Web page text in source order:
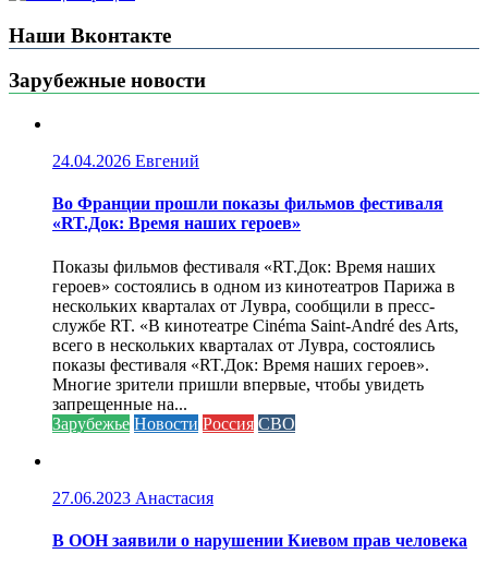
Наши Вконтакте
Зарубежные новости
24.04.2026 Евгений
Во Франции прошли показы фильмов фестиваля
«RT.Док: Время наших героев»
Показы фильмов фестиваля «RT.Док: Время наших
героев» состоялись в одном из кинотеатров Парижа в
нескольких кварталах от Лувра, сообщили в пресс-
службе RT. «В кинотеатре Cinéma Saint-André des Arts,
всего в нескольких кварталах от Лувра, состоялись
показы фестиваля «RT.Док: Время наших героев».
Многие зрители пришли впервые, чтобы увидеть
запрещенные на...
Зарубежье Новости Россия СВО
27.06.2023 Анастасия
В ООН заявили о нарушении Киевом прав человека